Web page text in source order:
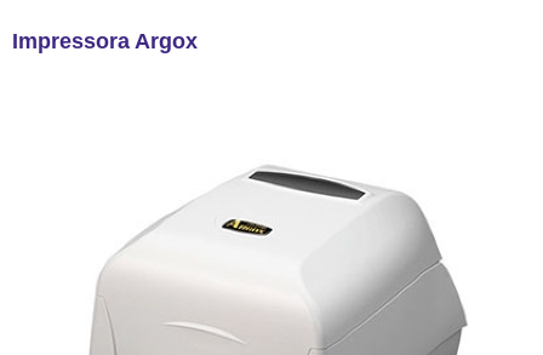
Impressora Argox